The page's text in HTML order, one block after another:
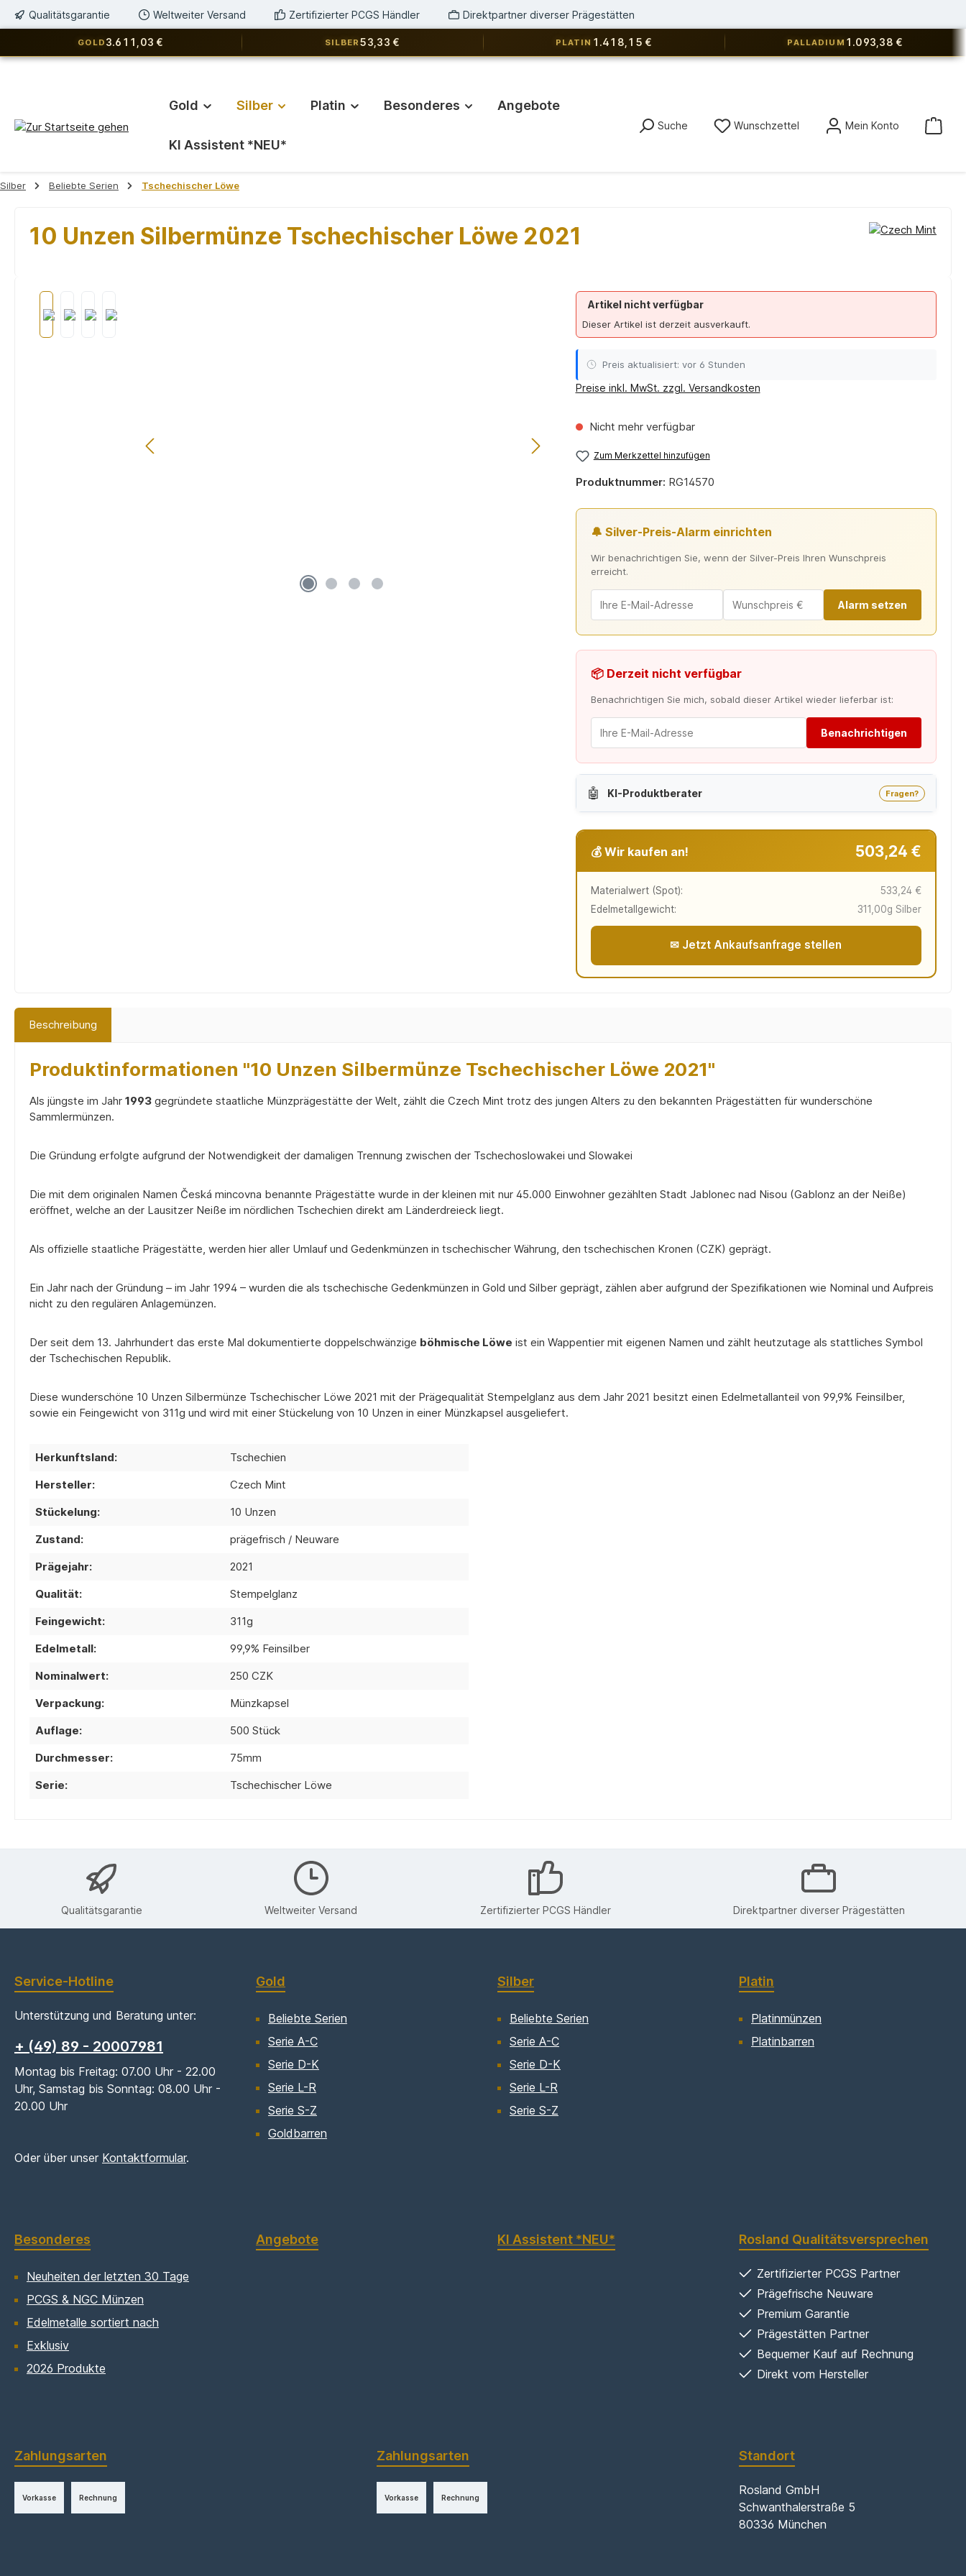
Zur Hauptnavigation springen
Qualitätsgarantie Weltweiter Versand Zertifizierter PCGS Händler Direktpartner diverser Prägestätten
GOLD 3.611,03 € SILBER 53,33 € PLATIN 1.418,15 € PALLADIUM 1.093,38 €
Gold Silber Platin Besonderes Angebote
KI Assistent *NEU*
Suche Wunschzettel Du hast 0 Produkte auf dem
Mein Konto
Silber Beliebte Serien Tschechischer Löwe
10 Unzen Silbermünze Tschechischer Löwe 2021
Bildergalerie überspringen Artikel nicht verfügbar
Dieser Artikel ist derzeit ausverkauft.
Preis aktualisiert: vor 6 Stunden
Preise inkl. MwSt. zzgl. Versandkosten
Nicht mehr verfügbar
Zum Merkzettel hinzufügen
Produktnummer: RG14570
🔔 Silver-Preis-Alarm einrichten
Wir benachrichtigen Sie, wenn der Silver-Preis Ihren Wunschpreis
erreicht.
Alarm setzen
📦 Derzeit nicht verfügbar
Benachrichtigen Sie mich, sobald dieser Artikel wieder lieferbar ist:
Benachrichtigen
🤖 KI-Produktberater Fragen?
💰 Wir kaufen an! 503,24 €
Materialwert (Spot):
533,24 €
Edelmetallgewicht:
311,00g Silber
✉ Jetzt Ankaufsanfrage stellen
Beschreibung
Produktinformationen "10 Unzen Silbermünze Tschechischer Löwe 2021"
Als jüngste im Jahr 1993 gegründete staatliche Münzprägestätte der Welt, zählt die Czech Mint trotz des jungen Alters zu den bekannten Prägestätten für wunderschöne
Sammlermünzen.
Die Gründung erfolgte aufgrund der Notwendigkeit der damaligen Trennung zwischen der Tschechoslowakei und Slowakei
Die mit dem originalen Namen Česká mincovna benannte Prägestätte wurde in der kleinen mit nur 45.000 Einwohner gezählten Stadt Jablonec nad Nisou (Gablonz an der Neiße)
eröffnet, welche an der Lausitzer Neiße im nördlichen Tschechien direkt am Länderdreieck liegt.
Als offizielle staatliche Prägestätte, werden hier aller Umlauf und Gedenkmünzen in tschechischer Währung, den tschechischen Kronen (CZK) geprägt.
Ein Jahr nach der Gründung – im Jahr 1994 – wurden die als tschechische Gedenkmünzen in Gold und Silber geprägt, zählen aber aufgrund der Spezifikationen wie Nominal und Aufpreis
nicht zu den regulären Anlagemünzen.
Der seit dem 13. Jahrhundert das erste Mal dokumentierte doppelschwänzige böhmische Löwe ist ein Wappentier mit eigenen Namen und zählt heutzutage als stattliches Symbol
der Tschechischen Republik.
Diese wunderschöne 10 Unzen Silbermünze Tschechischer Löwe 2021 mit der Prägequalität Stempelglanz aus dem Jahr 2021 besitzt einen Edelmetallanteil von 99,9% Feinsilber,
sowie ein Feingewicht von 311g und wird mit einer Stückelung von 10 Unzen in einer Münzkapsel ausgeliefert.
Herkunftsland:
Tschechien
Hersteller:
Czech Mint
Stückelung:
10 Unzen
Zustand:
prägefrisch / Neuware
Prägejahr:
2021
Qualität:
Stempelglanz
Feingewicht:
311g
Edelmetall:
99,9% Feinsilber
Nominalwert:
250 CZK
Verpackung:
Münzkapsel
Auflage:
500 Stück
Durchmesser:
75mm
Serie:
Tschechischer Löwe
Qualitätsgarantie Weltweiter Versand Zertifizierter PCGS Händler Direktpartner diverser Prägestätten
Service-Hotline
Unterstützung und Beratung unter:
+ (49) 89 - 20007981
Montag bis Freitag: 07.00 Uhr - 22.00
Uhr, Samstag bis Sonntag: 08.00 Uhr -
20.00 Uhr
Oder über unser Kontaktformular.
Gold
Beliebte Serien
Serie A-C
Serie D-K
Serie L-R
Serie S-Z
Goldbarren
Silber
Beliebte Serien
Serie A-C
Serie D-K
Serie L-R
Serie S-Z
Platin
Platinmünzen
Platinbarren
Besonderes
Neuheiten der letzten 30 Tage
PCGS & NGC Münzen
Edelmetalle sortiert nach
Exklusiv
2026 Produkte
Angebote KI Assistent *NEU* Rosland Qualitätsversprechen
Zertifizierter PCGS Partner
Prägefrische Neuware
Premium Garantie
Prägestätten Partner
Bequemer Kauf auf Rechnung
Direkt vom Hersteller
Zahlungsarten
Vorkasse Rechnung
Zahlungsarten
Vorkasse Rechnung
Standort
Rosland GmbH
Schwanthalerstraße 5
80336 München